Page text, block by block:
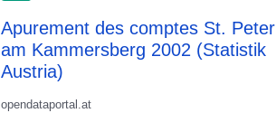
Apurement des comptes St. Peter
am Kammersberg 2002 (Statistik
Austria)
opendataportal.at